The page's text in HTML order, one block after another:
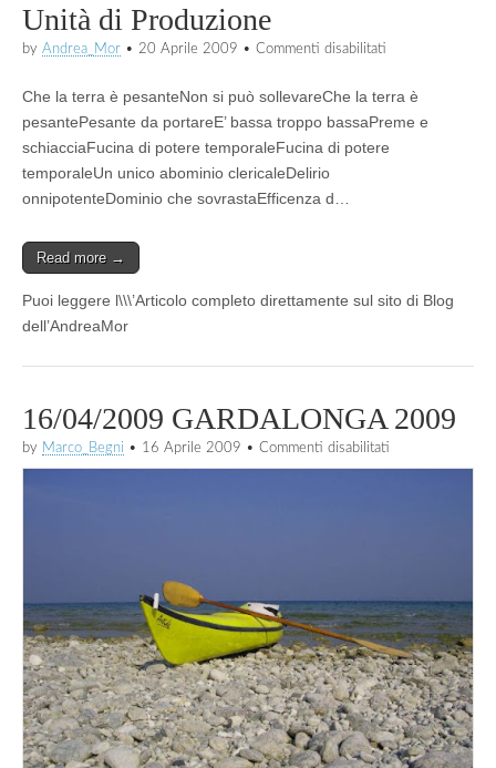
Unità di Produzione
by Andrea_Mor • 20 Aprile 2009 • Commenti disabilitati
Produzione
Che la terra è pesanteNon si può sollevareChe la terra è
pesantePesante da portareE’ bassa troppo bassaPreme e
schiacciaFucina di potere temporaleFucina di potere
temporaleUn unico abominio clericaleDelirio
onnipotenteDominio che sovrastaEfficenza d…
Read more →
Puoi leggere l\\\’Articolo completo direttamente sul sito di Blog
dell’AndreaMor
16/04/2009 GARDALONGA 2009
by Marco_Begni • 16 Aprile 2009 • Commenti disabilitati